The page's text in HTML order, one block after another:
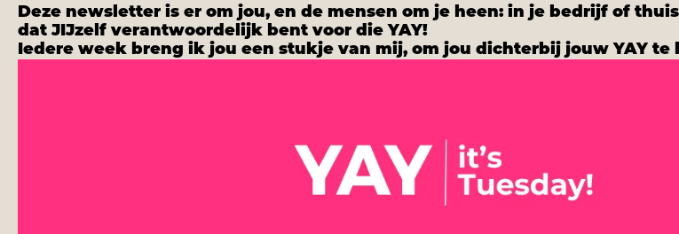
Deze newsletter is er om jou, en de mensen om je heen: in je bedrijf of
dat JIJzelf verantwoordelijk bent voor die YAY!
Iedere week breng ik jou een stukje van mij, om jou dichterbij jouw YAY te